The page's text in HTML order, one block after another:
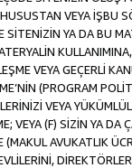
VEYA İŞBU
SİTENİZİN YA DA BU
VEYA GEÇERLİ
(PROGRAM
VEYA
VEYA (F) SİZİN YA
(MAKUL AVUKATLIK